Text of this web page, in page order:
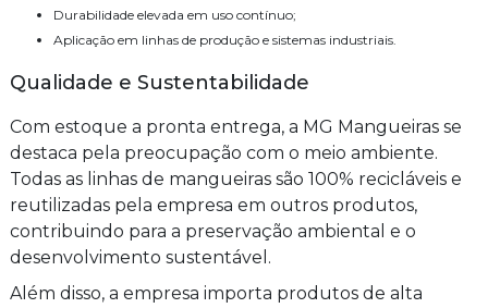
Durabilidade elevada em uso contínuo;
Aplicação em linhas de produção e sistemas industriais.
Qualidade e Sustentabilidade
Com estoque a pronta entrega, a MG Mangueiras se
destaca pela preocupação com o meio ambiente.
Todas as linhas de mangueiras são 100% recicláveis e
reutilizadas pela empresa em outros produtos,
contribuindo para a preservação ambiental e o
desenvolvimento sustentável.
Além disso, a empresa importa produtos de alta